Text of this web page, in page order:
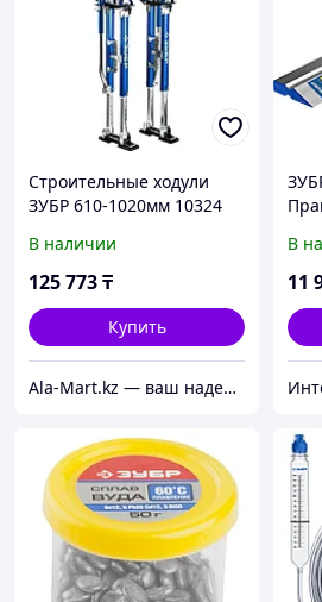
Строительные ходули
ЗУБР 610-1020мм 10324
В наличии
125 773₸
Купить
Ala-Mart.kz — ваш надежный партнер в мире качественных товаров.
В
11